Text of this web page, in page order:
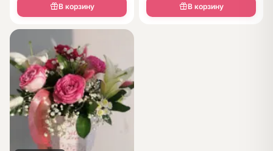
В корзину В корзину